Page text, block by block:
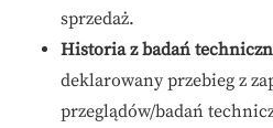
sprzedaż.
Historia z badań
deklarowany przebieg z
przeglądów/badań